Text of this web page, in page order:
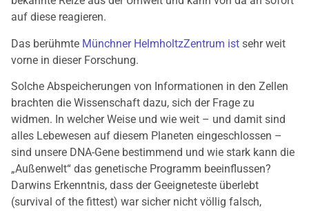
auf diese reagieren.
Das berühmte Münchner HelmholtzZentrum ist sehr weit
vorne in dieser Forschung.
Solche Abspeicherungen von Informationen in den Zellen
brachten die Wissenschaft dazu, sich der Frage zu
widmen. In welcher Weise und wie weit – und damit sind
alles Lebewesen auf diesem Planeten eingeschlossen –
sind unsere DNA-Gene bestimmend und wie stark kann die
„Außenwelt“ das genetische Programm beeinflussen?
Darwins Erkenntnis, dass der Geeigneteste überlebt
(survival of the fittest) war sicher nicht völlig falsch,